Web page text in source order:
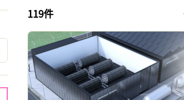
119件